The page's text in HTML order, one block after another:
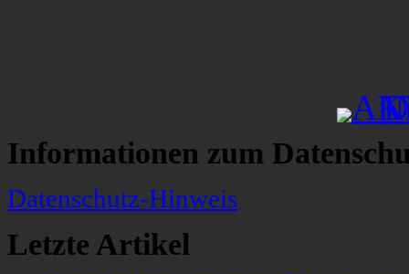
Informationen zum
Datenschutz-Hinweis
Letzte Artikel